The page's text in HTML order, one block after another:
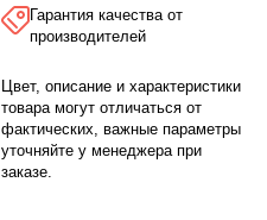
Гарантия качества от
производителей
Цвет, описание и характеристики
товара могут отличаться от
фактических, важные параметры
уточняйте у менеджера при
заказе.